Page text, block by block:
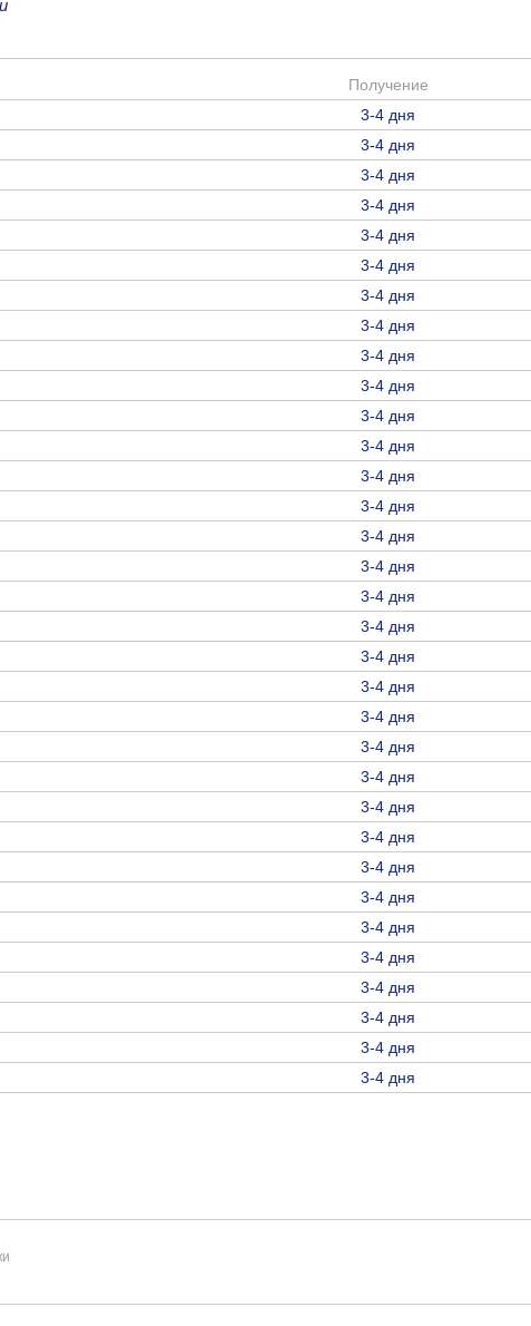
Получение
3-4 дня
3-4 дня
3-4 дня
3-4 дня
3-4 дня
3-4 дня
3-4 дня
3-4 дня
3-4 дня
3-4 дня
3-4 дня
3-4 дня
3-4 дня
3-4 дня
3-4 дня
3-4 дня
3-4 дня
3-4 дня
3-4 дня
3-4 дня
3-4 дня
3-4 дня
3-4 дня
3-4 дня
3-4 дня
3-4 дня
3-4 дня
3-4 дня
3-4 дня
3-4 дня
3-4 дня
3-4 дня
3-4 дня